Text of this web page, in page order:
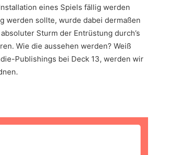
eines Spiels fällig werden
werden sollte, wurde dabei dermaßen
Sturm der Entrüstung durch’s
Wie die aussehen werden? Weiß
Publishings bei Deck 13, werden wir